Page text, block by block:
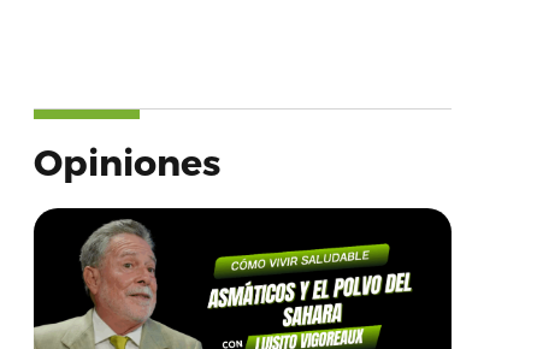
Opiniones